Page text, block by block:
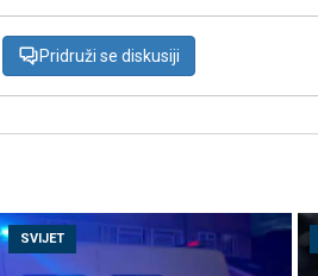
Pridruži se diskusiji
SVIJET